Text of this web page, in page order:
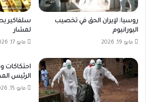
روسيا: لإيران الحق في تخصيب
اليورانيوم
مايو 19, 2026
لمشار
مايو 17, 2026
احتكاكات
الرئيس
مايو 15, 2026